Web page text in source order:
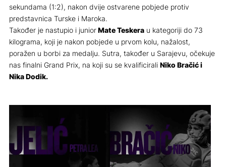
sekundama (1:2), nakon dvije ostvarene pobjede protiv
predstavnica Turske i Maroka.
Također je nastupio i juniorMate Teskera u kategoriji do 73
kilograma, koji je nakon pobjede u prvom kolu, nažalost,
poražen u borbi za medalju. Sutra, također u Sarajevu, očekuje
nas finalni Grand Prix, na koji su se kvalificirali Niko Bračić i
Nika Dodik.